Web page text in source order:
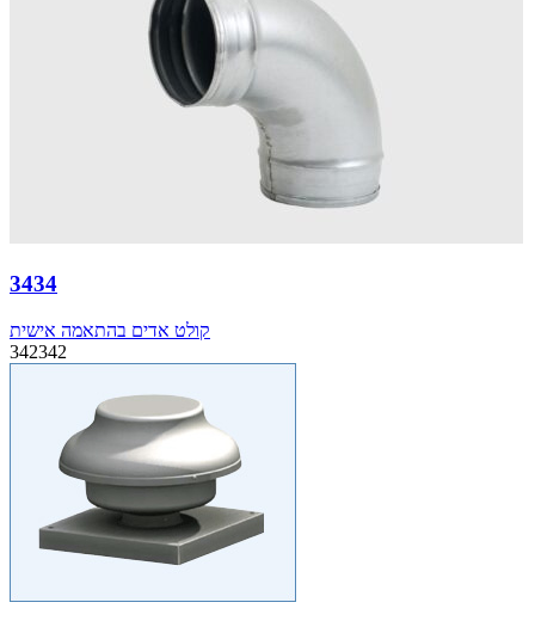
3434
קולט אדים בהתאמה אישית
342342